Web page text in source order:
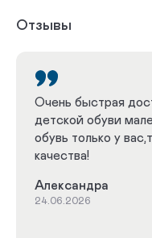
Профилактическая
Зима
Школьная
Отзывы
Очень быстрая
детской обуви
обувь только у
качества!
Александра
24.06.2026